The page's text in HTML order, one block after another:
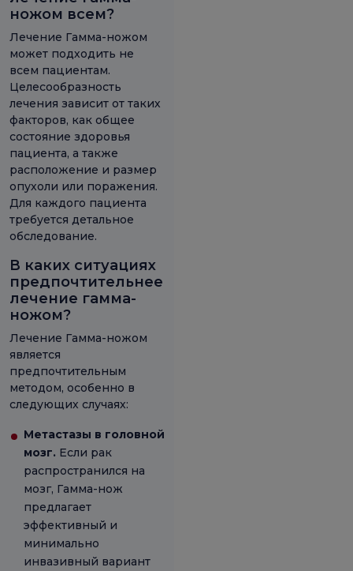
ножом всем?
Лечение Гамма-ножом
может подходить не
всем пациентам.
Целесообразность
лечения зависит от таких
факторов, как общее
состояние здоровья
пациента, а также
расположение и размер
опухоли или поражения.
Для каждого пациента
требуется детальное
обследование.
В каких ситуациях
предпочтительнее
лечение гамма-
ножом?
Лечение Гамма-ножом
является
предпочтительным
методом, особенно в
следующих случаях:
Метастазы в головной
мозг. Если рак
распространился на
мозг, Гамма-нож
предлагает
эффективный и
минимально
инвазивный вариант